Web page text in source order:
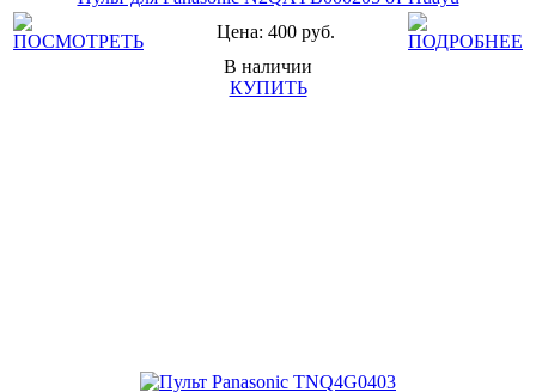
Цена: 400 руб.
В наличии
КУПИТЬ